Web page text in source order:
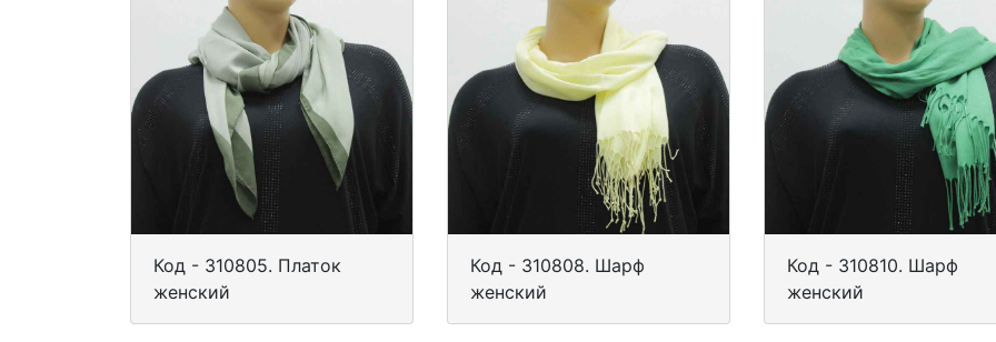
Код - 310805. Платок
женский
Код - 310808. Шарф
женский
Код - 310810. Шарф
женский